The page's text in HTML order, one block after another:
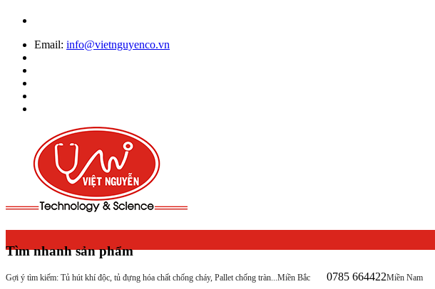
Email: info@vietnguyenco.vn
Tìm nhanh sản phẩm
Gợi ý tìm kiếm: Tủ hút khí độc, tủ đựng hóa chất chống cháy, Pallet chống tràn... Miền Bắc 0785 664422Miền Nam